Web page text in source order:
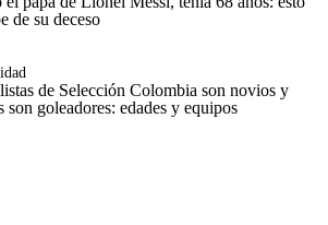
de su deceso
de Selección Colombia son novios y
son goleadores: edades y equipos